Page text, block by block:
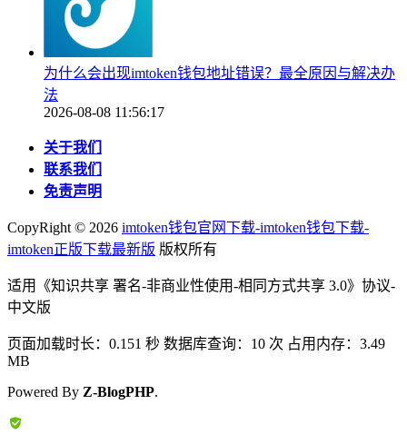
为什么会出现imtoken钱包地址错误？最全原因与解决办
法
2026-08-08 11:56:17
关于我们
联系我们
免责声明
CopyRight © 2026 imtoken钱包官网下载-imtoken钱包下载-
imtoken正版下载最新版 版权所有
适用《知识共享 署名-非商业性使用-相同方式共享 3.0》协议-
中文版
页面加载时长：0.151 秒 数据库查询：10 次 占用内存：3.49
MB
Powered By Z-BlogPHP.